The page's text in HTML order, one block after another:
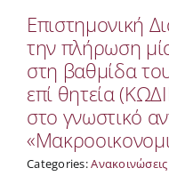
Επιστημονική
την πλήρωση
στη βαθμίδα
επί θητεία
στο γνωστικό
Categories: